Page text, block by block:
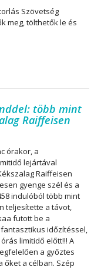
Szövetség
meg, tölthetők le és
több mint
Raiffeisen
órakor, a
lejártával
Raiffeisen
gyenge szél és a
indulóból több mint
teljesítette a távot,
futott be a
időzítéssel,
limitidő előtt!!! A
a győztes
őket a célban. Szép